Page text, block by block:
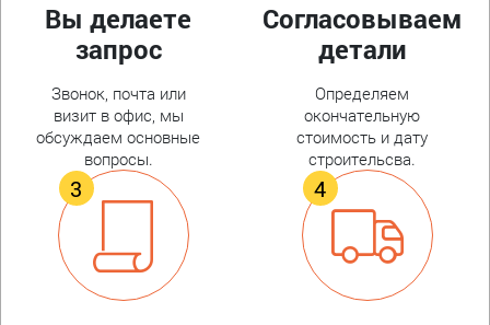
Вы делаете
запрос
Звонок, почта или
визит в офис, мы
обсуждаем основные
вопросы.
Согласовываем
детали
Определяем
окончательную
стоимость и дату
строительсва.